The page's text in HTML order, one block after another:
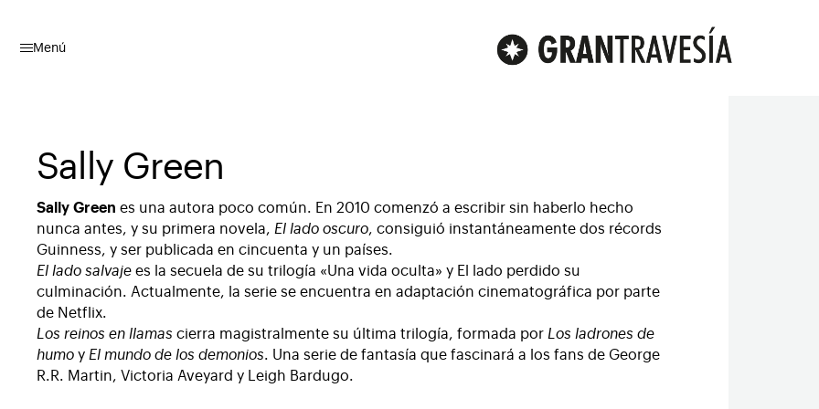
Menú
Sally Green
Sally Green es una autora poco común. En 2010 comenzó a escribir sin haberlo hecho
nunca antes, y su primera novela, El lado oscuro, consiguió instantáneamente dos récords
Guinness, y ser publicada en cincuenta y un países.
El lado salvaje es la secuela de su trilogía «Una vida oculta» y El lado perdido su
culminación. Actualmente, la serie se encuentra en adaptación cinematográfica por parte
de Netflix.
Los reinos en llamas cierra magistralmente su última trilogía, formada por Los ladrones de
humo y El mundo de los demonios. Una serie de fantasía que fascinará a los fans de George
R.R. Martin, Victoria Aveyard y Leigh Bardugo.